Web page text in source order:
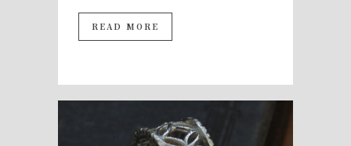
READ MORE